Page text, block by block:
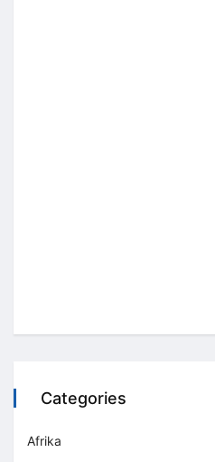
Categories
Afrika